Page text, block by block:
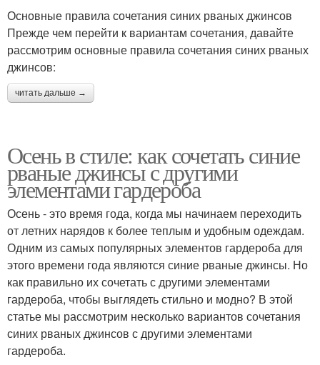
Основные правила сочетания синих рваных джинсов
Прежде чем перейти к вариантам сочетания, давайте
рассмотрим основные правила сочетания синих рваных
джинсов:
читать дальше →
Осень в стиле: как сочетать синие
рваные джинсы с другими
элементами гардероба
Осень - это время года, когда мы начинаем переходить
от летних нарядов к более теплым и удобным одеждам.
Одним из самых популярных элементов гардероба для
этого времени года являются синие рваные джинсы. Но
как правильно их сочетать с другими элементами
гардероба, чтобы выглядеть стильно и модно? В этой
статье мы рассмотрим несколько вариантов сочетания
синих рваных джинсов с другими элементами
гардероба.